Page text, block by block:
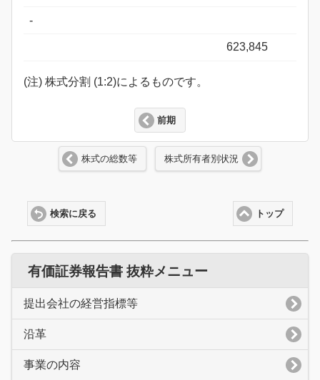
-
623,845
(注) 株式分割 (1:2)によるものです。
前期
株式の総数等 株式所有者別状況
トップ
検索に戻る
有価証券報告書 抜粋メニュー
提出会社の経営指標等
沿革
事業の内容